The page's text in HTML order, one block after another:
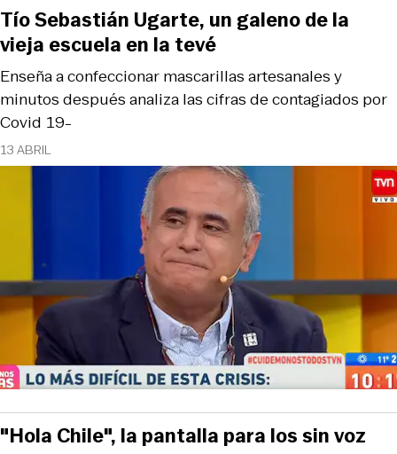
13 ABRIL
Enseña a confeccionar mascarillas artesanales y
minutos después analiza las cifras de contagiados por
Covid 19-
Tío Sebastián Ugarte, un galeno de la
vieja escuela en la tevé
"Hola Chile", la pantalla para los sin voz